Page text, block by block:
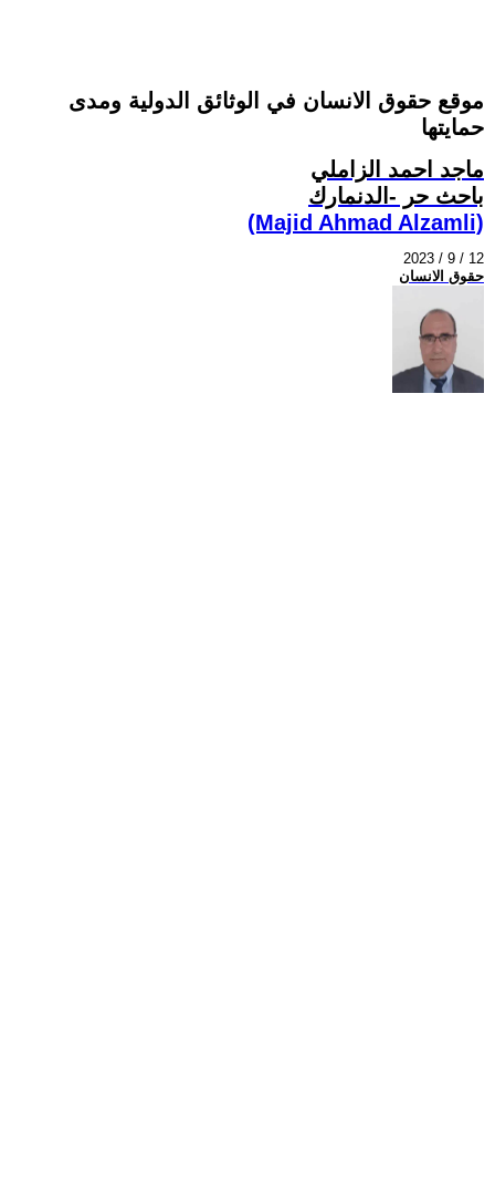
موقع حقوق الانسان في الوثائق الدولية ومدى
حمايتها
ماجد احمد الزاملي
باحث حر -الدنمارك
(Majid Ahmad Alzamli)
2023 / 9 / 12
حقوق الانسان